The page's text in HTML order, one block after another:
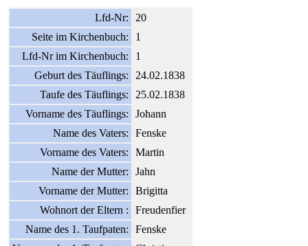
Lfd-Nr:
20
Seite im Kirchenbuch:
1
Lfd-Nr im Kirchenbuch:
1
Geburt des Täuflings:
24.02.1838
Taufe des Täuflings:
25.02.1838
Vorname des Täuflings:
Johann
Name des Vaters:
Fenske
Vorname des Vaters:
Martin
Name der Mutter:
Jahn
Vorname der Mutter:
Brigitta
Wohnort der Eltern :
Freudenfier
Name des 1. Taufpaten:
Fenske